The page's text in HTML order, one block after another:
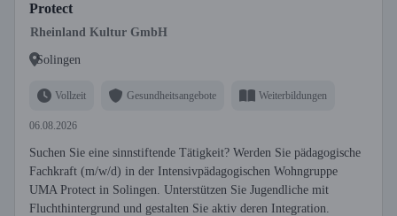
Protect
Rheinland Kultur GmbH
Solingen
Vollzeit Gesundheitsangebote Weiterbildungen
06.08.2026
Suchen Sie eine sinnstiftende Tätigkeit? Werden Sie pädagogische
Fachkraft (m/w/d) in der Intensivpädagogischen Wohngruppe
UMA Protect in Solingen. Unterstützen Sie Jugendliche mit
Fluchthintergrund und gestalten Sie aktiv deren Integration.